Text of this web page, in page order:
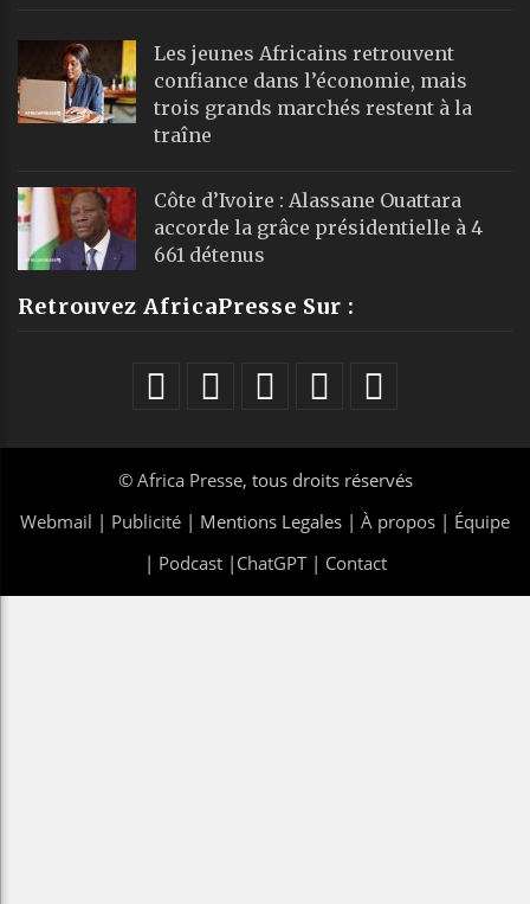
Les jeunes Africains retrouvent
confiance dans l’économie, mais
trois grands marchés restent à la
traîne
Côte d’Ivoire : Alassane Ouattara
accorde la grâce présidentielle à 4
661 détenus
Retrouvez AfricaPresse Sur :
© Africa Presse, tous droits réservés
Webmail | Publicité | Mentions Legales | À propos | Équipe
| Podcast| ChatGPT| Contact